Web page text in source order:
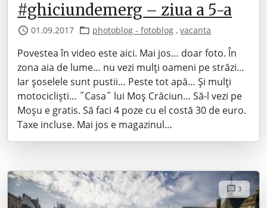
#ghiciundemerg – ziua a 5-a
01.09.2017 photoblog - fotoblog ,vacanta
Povestea în video este aici. Mai jos… doar foto. În
zona aia de lume… nu vezi mulți oameni pe străzi…
Iar șoselele sunt pustii… Peste tot apă… Și mulți
motocicliști… ˝Casa˝ lui Moș Crăciun… Să-l vezi pe
Moșu e gratis. Să faci 4 poze cu el costă 30 de euro.
Taxe incluse. Mai jos e magazinul…
3